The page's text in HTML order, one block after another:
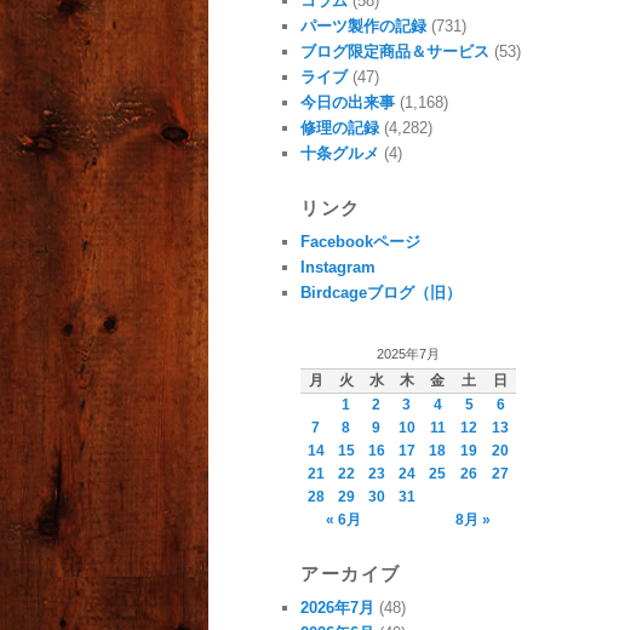
パーツ製作の記録 (731)
ブログ限定商品＆サービス (53)
ライブ(47)
今日の出来事 (1,168)
修理の記録 (4,282)
十条グルメ (4)
リンク
Facebookページ
Instagram
Birdcageブログ（旧）
2025年7月
月 火 水 木 金 土
日
1
2 3 4 5
6
7
8 9 10 11 12
13
14
15 16 17 18 19
20
21
22 23 24 25 26
27
28
29 30
31
« 6月
8月 »
アーカイブ
2026年7月 (48)